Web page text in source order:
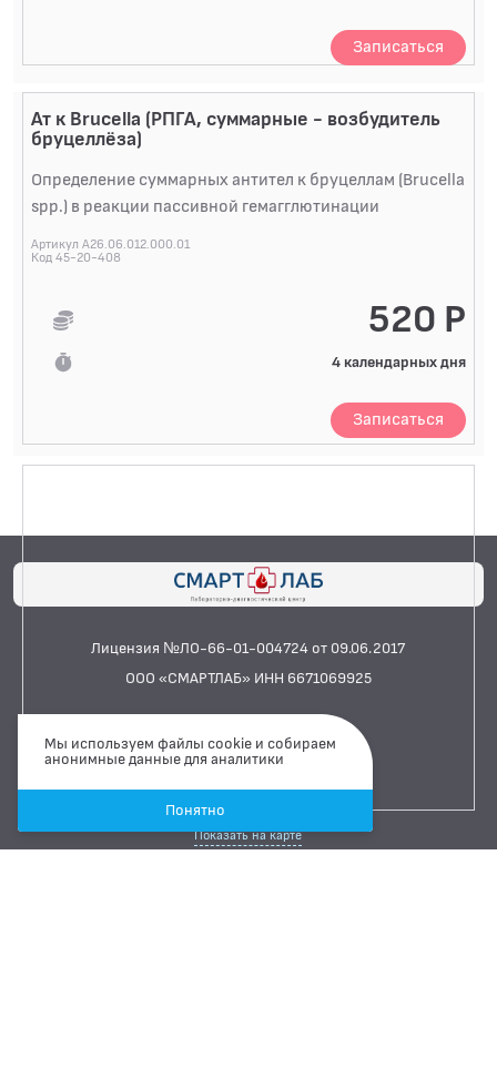
АЛЛЕРГОЛОГИЧЕСКИЕ ИССЛЕДОВАНИЯ
СПЕЦИАЛИЗИРОВАННЫЕ МЕТОДЫ
ИССЛЕДОВАНИЯ
БАКТЕРИОЛОГИЧЕСКИЕ ИССЛЕДОВАНИЯ
БИОХИМИЧЕСКИЕ ИССЛЕДОВАНИЯ
БИОЛОГИЧЕСКИХ ЖИДКОСТЕЙ
ГИСТОЛОГИЧЕСКИЕ ИССЛЕДОВАНИЯ
КОАГУЛОЛОГИЧЕСКИЕ ИССЛЕДОВАНИЯ
ЛЕКАРСТВЕННЫЙ МОНИТОРИНГ
Записаться
Ат к Brucella (РПГА, суммарные - возбудитель
бруцеллёза)
Определение суммарных антител к бруцеллам (Brucella
spp.) в реакции пассивной гемагглютинации
Артикул A26.06.012.000.01
Код 45-20-408
520 Р
4 календарных дня
Записаться
Лицензия №ЛО-66-01-004724 от 09.06.2017
ООО «СМАРТЛАБ» ИНН 6671069925
ул. Лермонтова, 103
Показать на карте
Мы используем файлы cookie и собираем
анонимные данные для аналитики
Понятно